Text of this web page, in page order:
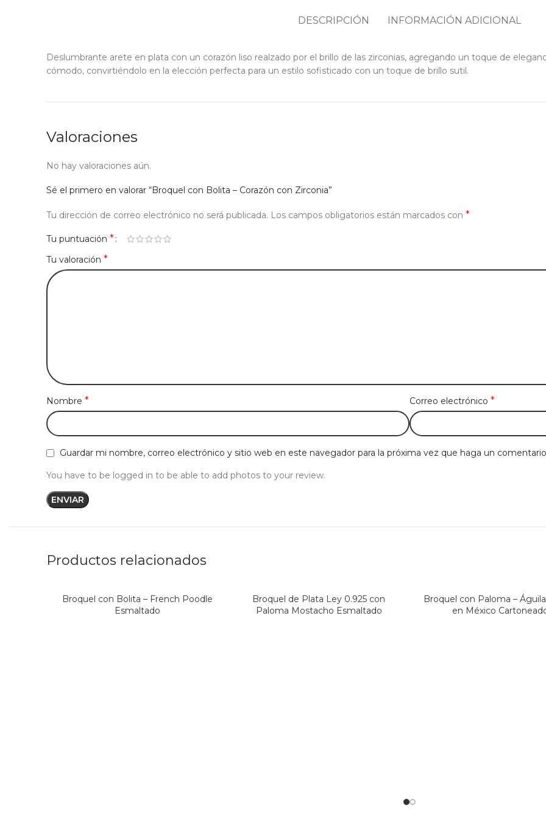
DESCRIPCIÓN INFORMACIÓN ADICIONAL
Deslumbrante arete en plata con un corazón liso realzado por el brillo de las zirconias, agregando un toque de
cómodo, convirtiéndolo en la elección perfecta para un estilo sofisticado con un toque de brillo sutil.
Valoraciones
No hay valoraciones aún.
Sé el primero en valorar “Broquel con Bolita – Corazón con Zirconia”
Tu dirección de correo electrónico no será publicada. Los campos obligatorios están marcados con *
Tu puntuación *
Tu valoración *
Nombre * Correo electrónico *
Guardar mi nombre, correo electrónico y sitio web en este navegador para la próxima vez que haga un
You have to be logged in to be able to add photos to your review.
Productos relacionados
Broquel con Bolita – French Poodle
Esmaltado
Broquel de Plata Ley 0.925 con
Paloma Mostacho Esmaltado
Broquel con Paloma –
en México